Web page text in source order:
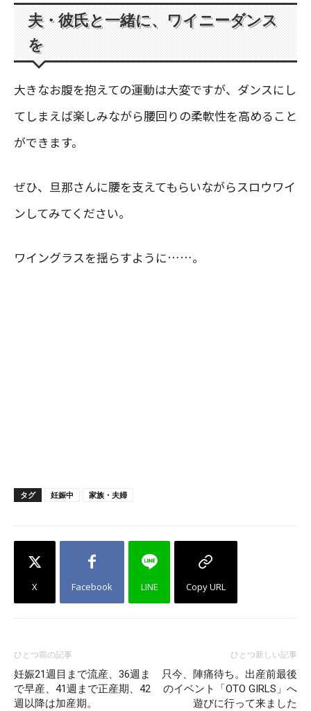
夫・彼氏と一緒に、ワイニーダンス
を
大きなお腹を抱えての運動は大変ですが、ダンスにし
てしまえば楽しみながら腰回りの柔軟性を高めること
ができます。
ぜひ、旦那さんに腰を支えてもらいながらスロウワイ
ンしてみてください。
ワイングラスを揺らすように……。
タグ 妊娠中 家族・夫婦
X Facebook LINE Copy URL
ひとつ前の記事
妊娠21週目まで流産、36週ま
で早産、41週まで正産期、42
週以降は加産期。
ひとつ新しい記事
只今、陣痛待ち。出産前最後
のイベント「OTO GIRLS」へ
遊びに行って来ました